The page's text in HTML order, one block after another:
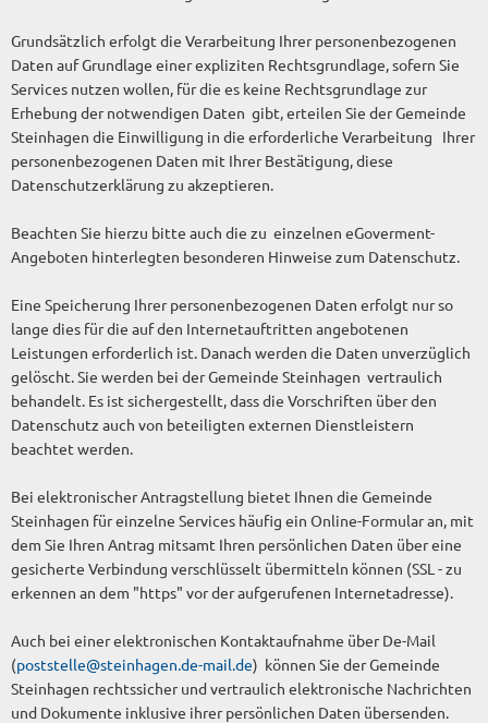
Grundsätzlich erfolgt die Verarbeitung Ihrer personenbezogenen
Daten auf Grundlage einer expliziten Rechtsgrundlage, sofern Sie
Services nutzen wollen, für die es keine Rechtsgrundlage zur
Erhebung der notwendigen Daten gibt, erteilen Sie der Gemeinde
Steinhagen die Einwilligung in die erforderliche Verarbeitung Ihrer
personenbezogenen Daten mit Ihrer Bestätigung, diese
Datenschutzerklärung zu akzeptieren.
Beachten Sie hierzu bitte auch die zu einzelnen eGoverment-
Angeboten hinterlegten besonderen Hinweise zum Datenschutz.
Eine Speicherung Ihrer personenbezogenen Daten erfolgt nur so
lange dies für die auf den Internetauftritten angebotenen
Leistungen erforderlich ist. Danach werden die Daten unverzüglich
gelöscht. Sie werden bei der Gemeinde Steinhagen vertraulich
behandelt. Es ist sichergestellt, dass die Vorschriften über den
Datenschutz auch von beteiligten externen Dienstleistern
beachtet werden.
Bei elektronischer Antragstellung bietet Ihnen die Gemeinde
Steinhagen für einzelne Services häufig ein Online-Formular an, mit
dem Sie Ihren Antrag mitsamt Ihren persönlichen Daten über eine
gesicherte Verbindung verschlüsselt übermitteln können (SSL - zu
erkennen an dem "https" vor der aufgerufenen Internetadresse).
Auch bei einer elektronischen Kontaktaufnahme über De-Mail
(poststelle@steinhagen.de-mail.de) können Sie der Gemeinde
Steinhagen rechtssicher und vertraulich elektronische Nachrichten
und Dokumente inklusive ihrer persönlichen Daten übersenden.